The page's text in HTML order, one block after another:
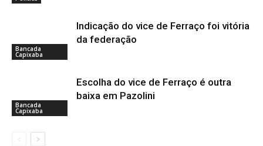
Bancada
Capixaba
Indicação do vice de Ferraço foi vitória
da federação
Bancada
Capixaba
Escolha do vice de Ferraço é outra
baixa em Pazolini